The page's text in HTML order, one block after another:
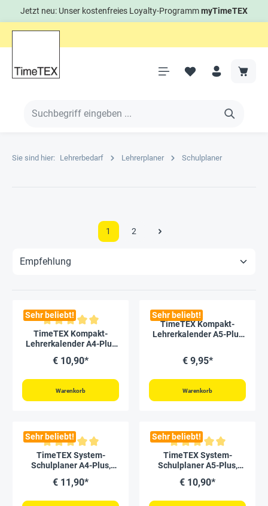
Jetzt neu: Unser kostenfreies Loyalty-ProgrammmyTimeTEX
Sie sind hier: Lehrerbedarf Lehrerplaner Schulplaner
1 2
Sehr beliebt!
Durchschnittliche Bewertung von 5 von 5 Sternen
TimeTEX Kompakt-
Lehrerkalender A4-Plus
€ 10,90*
Warenkorb
Sehr beliebt!
TimeTEX Kompakt-
Lehrerkalender A5-Plus
€ 9,95*
Warenkorb
Sehr beliebt!
Durchschnittliche Bewertung von 5 von 5 Sternen
TimeTEX System-
Schulplaner A4-Plus,
€ 11,90*
Sehr beliebt!
Durchschnittliche Bewertung
TimeTEX System-
Schulplaner A5-Plus,
€ 10,90*